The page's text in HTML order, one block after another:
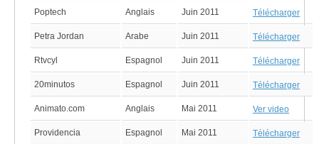
Poptech Anglais Juin 2011 Télécharger
Petra Jordan Arabe Juin 2011 Télécharger
Rtvcyl Espagnol Juin 2011 Télécharger
20minutos Espagnol Juin 2011 Télécharger
Animato.com Anglais Mai 2011 Ver video
Providencia Espagnol Mai 2011 Télécharger